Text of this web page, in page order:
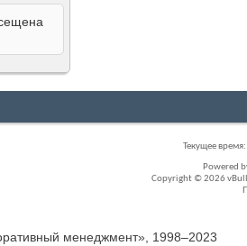
Текущее время:
Powered
Copyright © 2026
менеджмент», 1998–2023